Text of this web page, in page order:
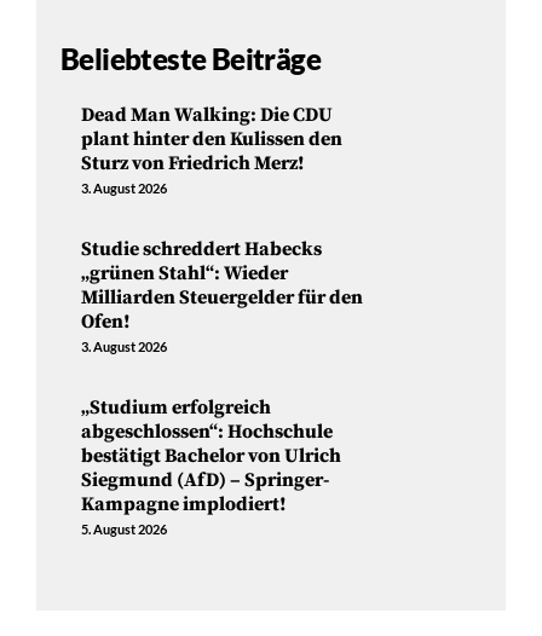
Beliebteste Beiträge
Dead Man Walking: Die CDU
plant hinter den Kulissen den
Sturz von Friedrich Merz!
3. August 2026
Studie schreddert Habecks
„grünen Stahl“: Wieder
Milliarden Steuergelder für den
Ofen!
3. August 2026
„Studium erfolgreich
abgeschlossen“: Hochschule
bestätigt Bachelor von Ulrich
Siegmund (AfD) – Springer-
Kampagne implodiert!
5. August 2026